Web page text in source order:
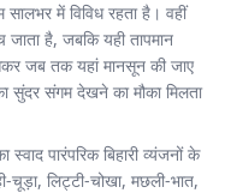
में विविध रहता है। वहीं
जाता है, जबकि यही तापमान
जब तक यहां मानसून की जाए
सुंदर संगम देखने का मौका मिलता
पारंपरिक बिहारी व्यंजनों के
चूड़ा, लिट्टी-चोखा, मछली-भात,